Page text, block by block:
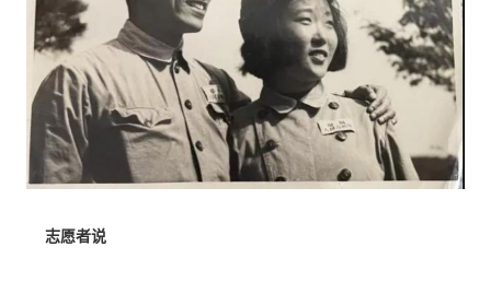
志愿者说